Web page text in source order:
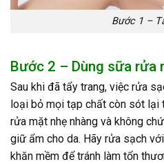
Bước 1 –
Bước 2 – Dùng sữa rửa
Sau khi đã tẩy trang, việc rửa
loại bỏ mọi tạp chất còn sót lại
rửa mặt nhẹ nhàng và không
giữ ẩm cho da. Hãy rửa sạch
khăn mềm để tránh làm tổn